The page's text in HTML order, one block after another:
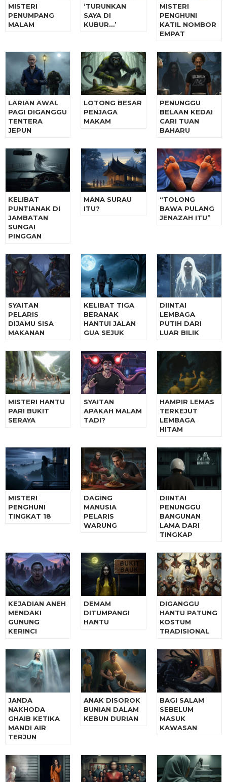
MISTERI
PENUMPANG
MALAM
‘TURUNKAN
SAYA DI
KUBUR…’
MISTERI
PENGHUNI
KATIL NOMBOR
EMPAT
LARIAN AWAL
PAGI DIGANGGU
TENTERA
JEPUN
LOTONG BESAR
PENJAGA
MAKAM
PENUNGGU
BELAAN KEDAI
CARI TUAN
BAHARU
KELIBAT
PUNTIANAK DI
JAMBATAN
SUNGAI
PINGGAN
MANA SURAU
ITU?
“TOLONG
BAWA PULANG
JENAZAH ITU”
SYAITAN
PELARIS
DIJAMU SISA
MAKANAN
KELIBAT TIGA
BERANAK
HANTUI JALAN
GUA SEJUK
DIINTAI
LEMBAGA
PUTIH DARI
LUAR BILIK
MISTERI HANTU
PARI BUKIT
SERAYA
SYAITAN
APAKAH MALAM
TADI?
HAMPIR LEMAS
TERKEJUT
LEMBAGA
HITAM
MISTERI
PENGHUNI
TINGKAT 18
DAGING
MANUSIA
PELARIS
WARUNG
DIINTAI
PENUNGGU
BANGUNAN
LAMA DARI
TINGKAP
KEJADIAN ANEH
MENDAKI
GUNUNG
KERINCI
DEMAM
DITUMPANGI
HANTU
DIGANGGU
HANTU PATUNG
KOSTUM
TRADISIONAL
JANDA
NAKHODA
GHAIB KETIKA
MANDI AIR
TERJUN
ANAK DISOROK
BUNIAN DALAM
KEBUN DURIAN
BAGI SALAM
SEBELUM
MASUK
KAWASAN